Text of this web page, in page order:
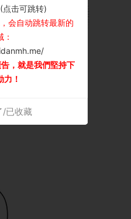
点击可跳转)
会自动跳转最新的
：
，就是我們堅持下
力！
/已收藏